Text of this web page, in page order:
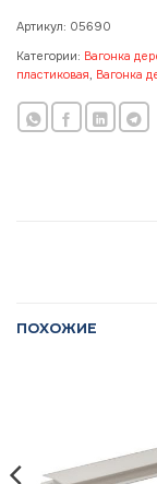
Артикул: 05690
Категории: Вагонка
пластиковая, Вагонка
ПОХОЖИЕ